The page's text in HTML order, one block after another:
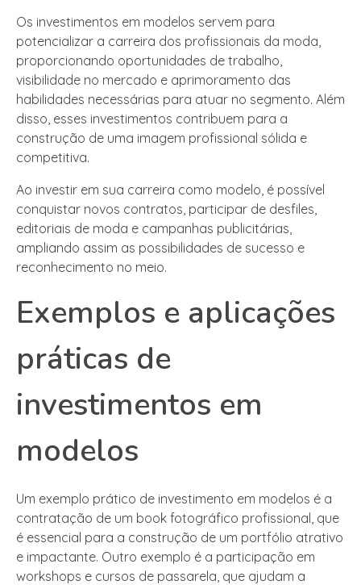
Os investimentos em modelos servem para
potencializar a carreira dos profissionais da moda,
proporcionando oportunidades de trabalho,
visibilidade no mercado e aprimoramento das
habilidades necessárias para atuar no segmento. Além
disso, esses investimentos contribuem para a
construção de uma imagem profissional sólida e
competitiva.
Ao investir em sua carreira como modelo, é possível
conquistar novos contratos, participar de desfiles,
editoriais de moda e campanhas publicitárias,
ampliando assim as possibilidades de sucesso e
reconhecimento no meio.
Exemplos e aplicações
práticas de
investimentos em
modelos
Um exemplo prático de investimento em modelos é a
contratação de um book fotográfico profissional, que
é essencial para a construção de um portfólio atrativo
e impactante. Outro exemplo é a participação em
workshops e cursos de passarela, que ajudam a